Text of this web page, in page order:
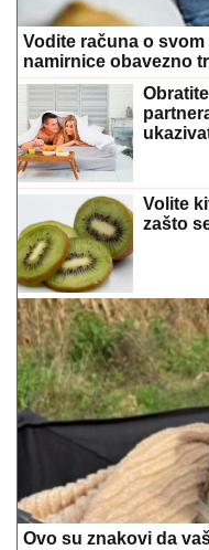
Vodite računa o
namirnice obavezno
Volite
zašto
Ovo su znakovi da